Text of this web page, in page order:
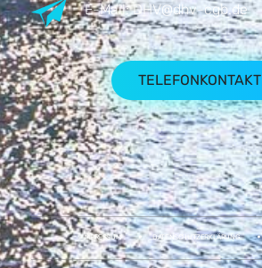
E-Mail:DHV@dhv-cgb.de
TELEFONKONTAKT
IMPRESSUM DATENSCHUTZERKLÄRUNG